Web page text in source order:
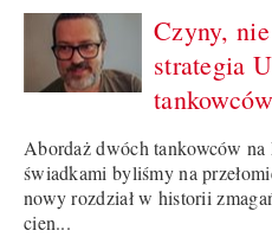
Czyny,
strategia
tankowców
Abordaż dwóch tankowców
świadkami byliśmy na
nowy rozdział w historii
cien...